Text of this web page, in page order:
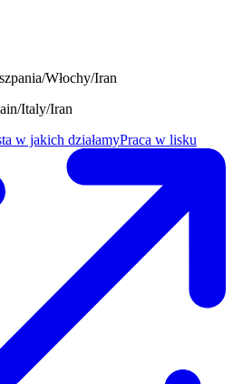
Włochy/Iran
Italy/Iran
w jakich działamyPraca w lisku